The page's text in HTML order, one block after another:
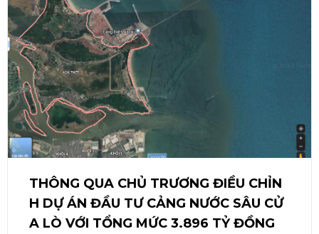
THÔNG QUA CHỦ TRƯƠNG ĐIỀU CHỈN
H DỰ ÁN ĐẦU TƯ CẢNG NƯỚC SÂU CỬ
A LÒ VỚI TỔNG MỨC 3.896 TỶ ĐỒNG